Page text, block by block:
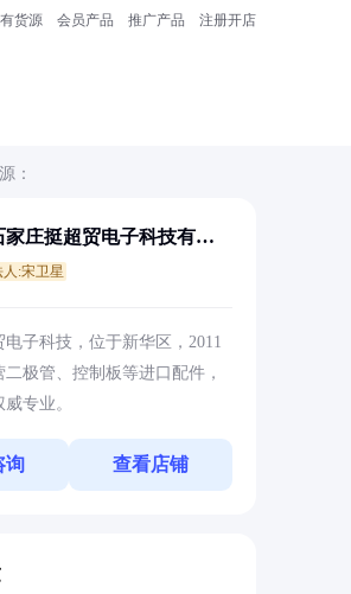
货源 会员产品 推广产品 注册开店
：
家庄挺超贸电子科技有限
人:宋卫星
子科技，位于新华区，2011
极管、控制板等进口配件，
专业。
询 查看店铺